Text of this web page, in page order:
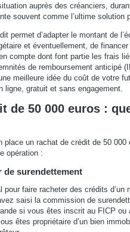
auprès des créanciers,
souvent comme l’ultime
permet d’adapter le montant de
et éventuellement, de
compte dont font partie les frais
de remboursement anticipé
meilleure idée du coût de votre
ligne, gratuit et sans engagement.
de 50 000 euros :
place un rachat de crédit de 50
opération :
de surendettement
pour faire racheter des crédits
saisi la commission de
si vous êtes inscrit au FICP
êtes propriétaire d’un bien